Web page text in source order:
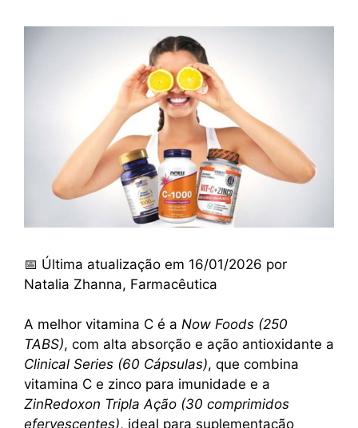
📅 Última atualização em 16/01/2026 por
Natalia Zhanna, Farmacêutica
A melhor vitamina C é a Now Foods (250
TABS), com alta absorção e ação antioxidante a
Clinical Series (60 Cápsulas), que combina
vitamina C e zinco para imunidade e a
ZinRedoxon Tripla Ação (30 comprimidos
efervescentes), ideal para suplementação